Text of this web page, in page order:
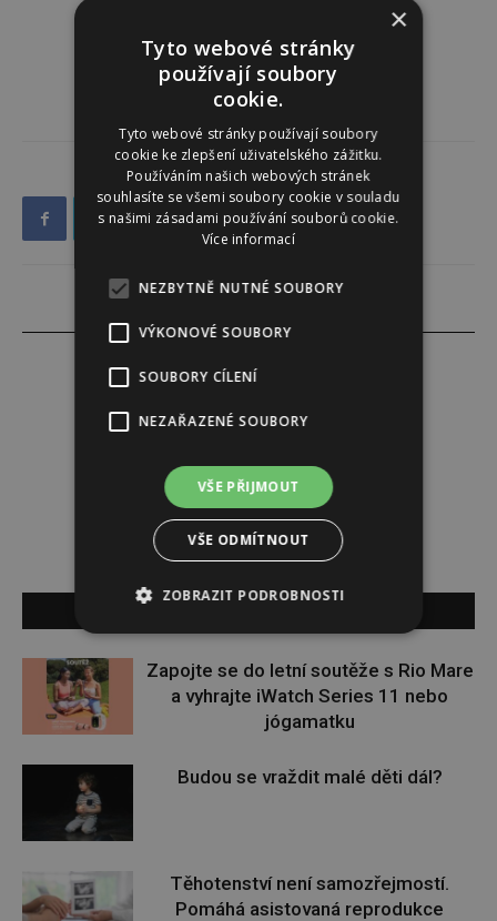
Redakce
Redakce magazínu Instinkt.
Zapojte se do letní soutěže s Rio Mare
a vyhrajte iWatch Series 11 nebo
jógamatku
Budou se vraždit malé děti dál?
Těhotenství není samozřejmostí.
Pomáhá asistovaná reprodukce
×
Tyto webové stránky
používají soubory
cookie.
Tyto webové stránky používají soubory
cookie ke zlepšení uživatelského zážitku.
Používáním našich webových stránek
souhlasíte se všemi soubory cookie v souladu
s našimi zásadami používání souborů cookie.
Více informací
NEZBYTNĚ NUTNÉ SOUBORY
VÝKONOVÉ SOUBORY
SOUBORY CÍLENÍ
NEZAŘAZENÉ SOUBORY
VŠE PŘIJMOUT
VŠE ODMÍTNOUT
ZOBRAZIT PODROBNOSTI